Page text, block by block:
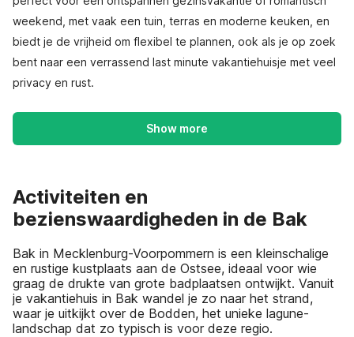
weekend, met vaak een tuin, terras en moderne keuken, en
biedt je de vrijheid om flexibel te plannen, ook als je op zoek
bent naar een verrassend last minute vakantiehuisje met veel
privacy en rust.
Show more
Activiteiten en
bezienswaardigheden in de Bak
Bak in Mecklenburg-Voorpommern is een kleinschalige
en rustige kustplaats aan de Ostsee, ideaal voor wie
graag de drukte van grote badplaatsen ontwijkt. Vanuit
je vakantiehuis in Bak wandel je zo naar het strand,
waar je uitkijkt over de Bodden, het unieke lagune-
landschap dat zo typisch is voor deze regio.